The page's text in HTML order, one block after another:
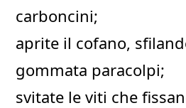
carboncini;
aprite il cofano,
gommata paracolpi;
svitate le viti che